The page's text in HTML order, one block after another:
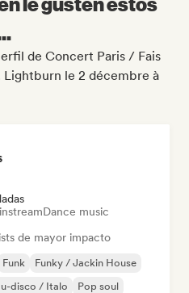
de Concert Paris / Fais
Lightburn le 2 décembre à
Dance music
de mayor impacto
Funk
Funky / Jackin House
disco / Italo Pop soul